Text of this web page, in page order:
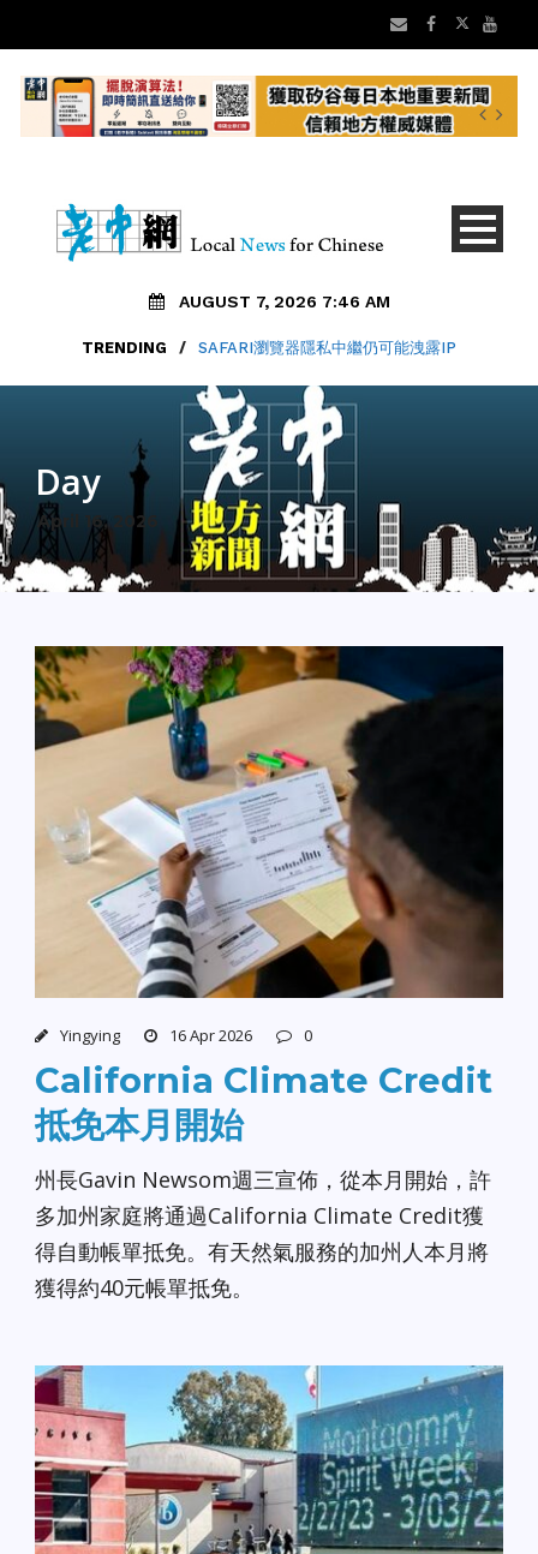
AUGUST 7, 2026 7:46 AM
TRENDING / SAFARI瀏覽器隱私中繼仍可能洩露IP
Day
April 16, 2026
Yingying 16 Apr 2026 0
California Climate Credit
抵免本月開始
州長Gavin Newsom週三宣佈，從本月開始，許
多加州家庭將通過California Climate Credit獲
得自動帳單抵免。有天然氣服務的加州人本月將
獲得約40元帳單抵免。